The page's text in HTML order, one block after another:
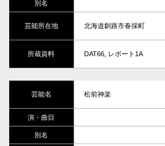
北海道釧路市春採町
DAT66, レポート1A
松前神楽